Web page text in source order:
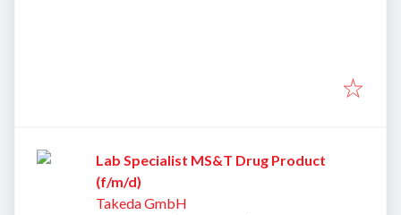
Lab Specialist MS&T Drug Product
(f/m/d)
Takeda GmbH